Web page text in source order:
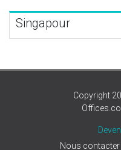
Singapour
Copyright
Nous contacter